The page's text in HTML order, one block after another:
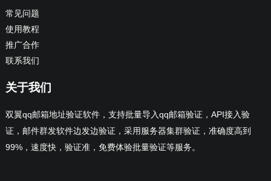
常见问题
使用教程
推广合作
联系我们
关于我们
双翼qq邮箱地址验证软件，支持批量导入qq邮箱验证，API接入验
证，邮件群发软件边发边验证，采用服务器集群验证，准确度高到
99%，速度快，验证准，免费体验批量验证等服务。